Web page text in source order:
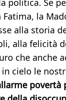
politica. Se
la
alla storia
alla felicità
che anche
cielo le
povertà